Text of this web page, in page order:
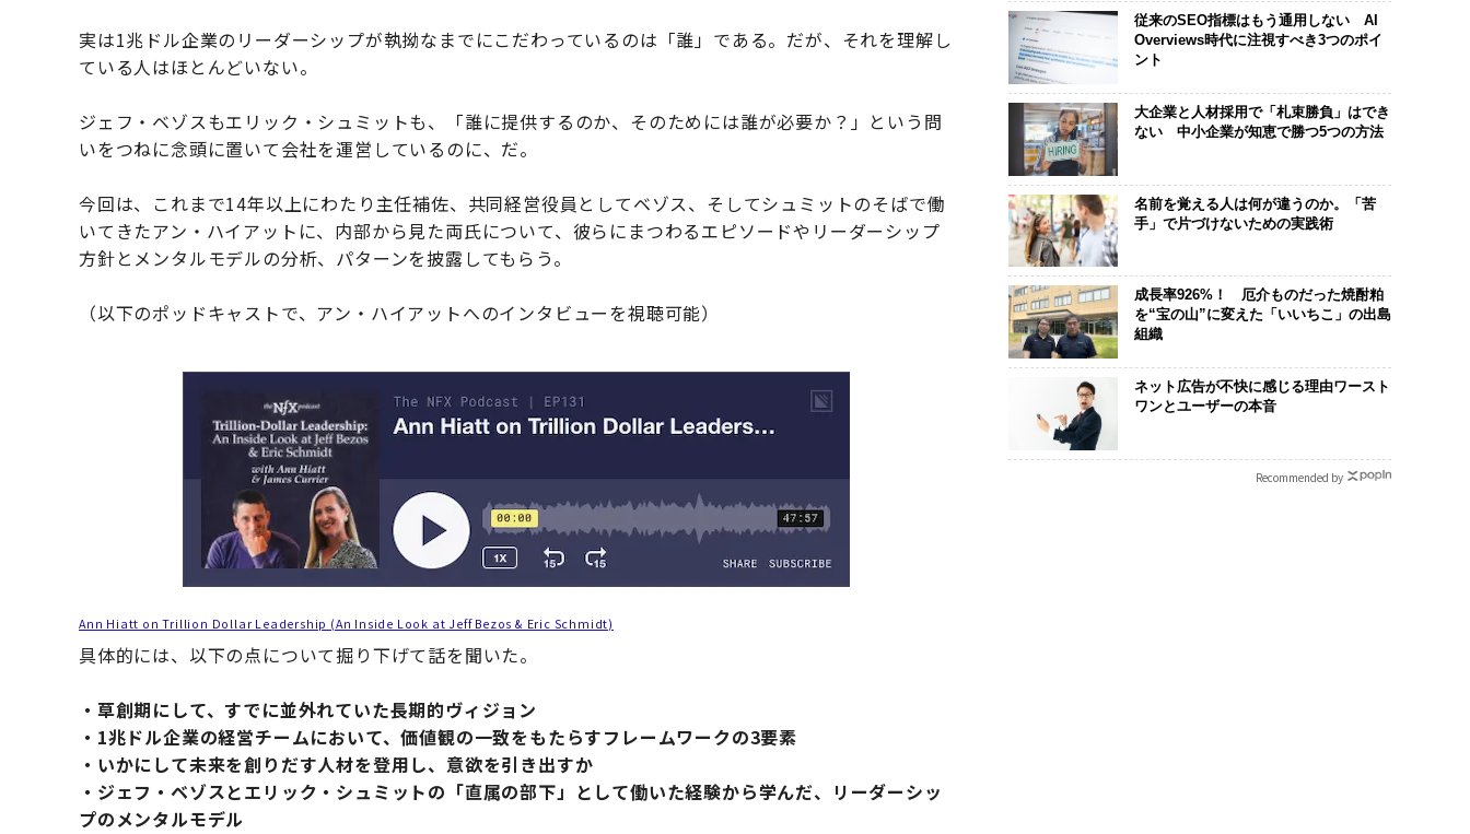
実は1兆ドル企業のリーダーシップが執拗なまでにこだわっているのは「誰」である。だが、それを理解し
ている人はほとんどいない。
ジェフ・ベゾスもエリック・シュミットも、「誰に提供するのか、そのためには誰が必要か？」という問
いをつねに念頭に置いて会社を運営しているのに、だ。
今回は、これまで14年以上にわたり主任補佐、共同経営役員としてベゾス、そしてシュミットのそばで働
いてきたアン・ハイアットに、内部から見た両氏について、彼らにまつわるエピソードやリーダーシップ
方針とメンタルモデルの分析、パターンを披露してもらう。
（以下のポッドキャストで、アン・ハイアットへのインタビューを視聴可能）
Ann Hiatt on Trillion Dollar Leadership (An Inside Look at Jeff Bezos & Eric Schmidt)
具体的には、以下の点について掘り下げて話を聞いた。
・草創期にして、すでに並外れていた長期的ヴィジョン
・1兆ドル企業の経営チームにおいて、価値観の一致をもたらすフレームワークの3要素
・いかにして未来を創りだす人材を登用し、意欲を引き出すか
・ジェフ・ベゾスとエリック・シュミットの「直属の部下」として働いた経験から学んだ、リーダーシッ
プのメンタルモデル
従来のSEO指標はもう通用しない AI
Overviews時代に注視すべき3つのポイ
ント
大企業と人材採用で「札束勝負」はでき
ない 中小企業が知恵で勝つ5つの方法
名前を覚える人は何が違うのか。「苦
手」で片づけないための実践術
成長率926%！ 厄介ものだった焼酎粕
を“宝の山”に変えた「いいちこ」の出島
組織
ネット広告が不快に感じる理由ワースト
ワンとユーザーの本音
Recommended by